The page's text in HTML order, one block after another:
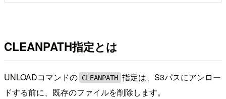
CLEANPATH指定とは
UNLOADコマンドの CLEANPATH 指定は、S3パスにアンロー
ドする前に、既存のファイルを削除します。